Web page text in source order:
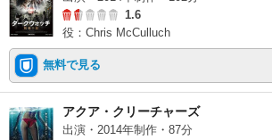
1.6
役：Chris McCulluch
無料で見る
アクア・クリーチャーズ
出演・2014年制作・87分